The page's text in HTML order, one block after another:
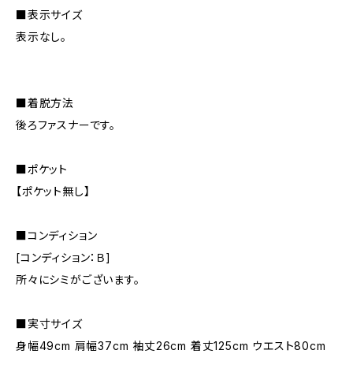
■表示サイズ
表示なし。
■着脱方法
後ろファスナーです。
■ポケット
【ポケット無し】
■コンディション
[コンディション：Ｂ]
所々にシミがございます。
■実寸サイズ
身幅49cm 肩幅37cm 袖丈26cm 着丈125cm ウエスト80cm